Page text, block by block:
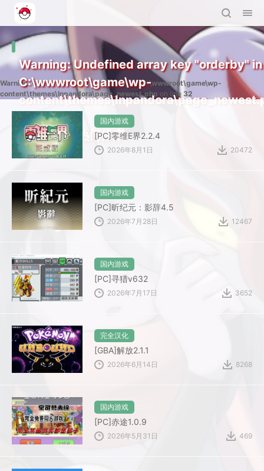
Warning: Undefined array key "orderby" in
C:\wwwroot\game\wp-
on line17
时间排序
热门排序
Warning: Undefined array key "orderby" inC:\wwwroot\game\wp-
content\themes\Inpandora\page_newest.php on line 32
国内游戏
[PC]零维E界2.2.4
2026年8月1日 20472
国内游戏
[PC]昕纪元：影辞4.5
2026年7月28日 12467
国内游戏
[PC]寻猎v632
2026年7月17日 3652
完全汉化
[GBA]解放2.1.1
2026年6月14日 8268
国内游戏
[PC]赤途1.0.9
2026年5月31日 469